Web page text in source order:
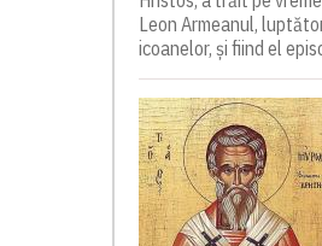
Leon Armeanul,
icoanelor, și fiind el